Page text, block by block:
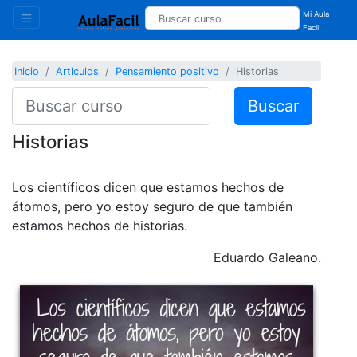
Mi Aula
Facil
Inicio Articulos Pensamiento positivo Historias
Buscar
Historias
Los científicos dicen que estamos hechos de
átomos, pero yo estoy seguro de que también
estamos hechos de historias.
Eduardo Galeano.